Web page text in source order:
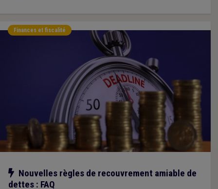
Finances et fiscalité
Notre action
Nouvelles règles de recouvrement amiable de
dettes : FAQ